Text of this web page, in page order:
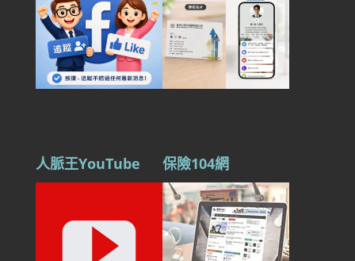
人脈王YouTube 保險104網